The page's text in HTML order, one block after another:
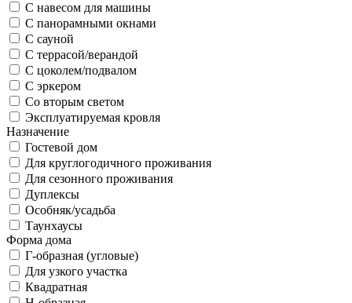
С навесом для машины
С панорамными окнами
С сауной
С террасой/верандой
С цоколем/подвалом
С эркером
Со вторым светом
Эксплуатируемая кровля
Назначение
Гостевой дом
Для круглогодичного проживания
Для сезонного проживания
Дуплексы
Особняк/усадьба
Таунхаусы
Форма дома
Г-образная (угловые)
Для узкого участка
Квадратная